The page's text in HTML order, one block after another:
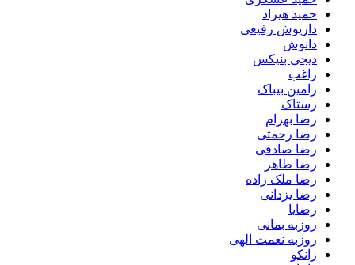
حمید هیراد
داریوش رفیعی
دانوش
دیجی بنیکس
راغب
رامین بیباک
رستاک
رضا بهرام
رضا رحمتی
رضا صادقی
رضا طاهر
رضا ملک زاده
رضا یزدانی
رضایا
روزبه بمانى
روزبه نعمت الهی
زانکو